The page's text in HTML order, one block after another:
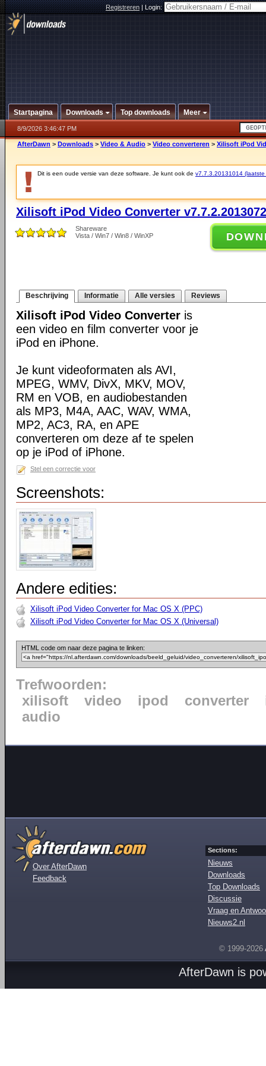
Registreren|Login:
Startpagina Downloads Top downloads Meer
8/9/2026 3:46:47 PM
AfterDawn > Downloads > Video & Audio > Video converteren > Xilisoft iPod
Dit is een oude versie van deze software. Je kunt ook de v7.7.3.20131014 (laatste
Xilisoft iPod Video Converter
Shareware
Vista / Win7 / Win8 / WinXP
Beschrijving Informatie Alle versies Reviews
Xilisoft iPod Video Converter is
een video en film converter voor je
iPod en iPhone.
Je kunt videoformaten als AVI,
MPEG, WMV, DivX, MKV, MOV,
RM en VOB, en audiobestanden
als MP3, M4A, AAC, WAV, WMA,
MP2, AC3, RA, en APE
converteren om deze af te spelen
op je iPod of iPhone.
Stel een correctie voor
Screenshots:
Andere edities:
Xilisoft iPod Video Converter for Mac OS X (PPC)
Xilisoft iPod Video Converter for Mac OS X (Universal)
HTML code om naar deze pagina te linken:
Trefwoorden:
xilisoft
video ipod converter
audio
Over AfterDawn
Feedback
Sections:
Nieuws
Downloads
Top Downloads
Discussie
Vraag en
Nieuws2.nl
© 1999-2026
AfterDawn is